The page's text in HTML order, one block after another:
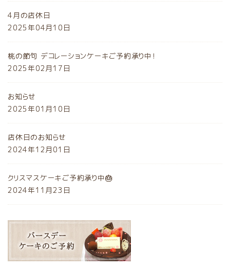
4月の店休日
2025年04月10日
桃の節句 デコレーションケーキご予約承り中！
2025年02月17日
お知らせ
2025年01月10日
店休日のお知らせ
2024年12月01日
クリスマスケーキご予約承り中🎂
2024年11月23日